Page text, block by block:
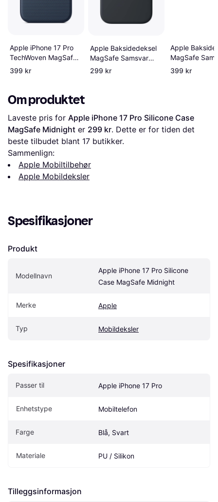
Apple iPhone 17 Pro
TechWoven MagSafe
Case Blue
399 kr
Apple Baksidedeksel
MagSafe Samsvar
iPhone 17 Pro
299 kr
Apple
MagSafe
iPhone 17 Pro
399 kr
Om produktet
Laveste pris for Apple iPhone 17 Pro Silicone Case
MagSafe Midnight er 299 kr. Dette er for tiden det
beste tilbudet blant 17 butikker.
Sammenlign:
Apple Mobiltilbehør
Apple Mobildeksler
Spesifikasjoner
Produkt
Modellnavn
Apple iPhone 17 Pro Silicone
Case MagSafe Midnight
Merke Apple
Typ Mobildeksler
Spesifikasjoner
Passer til Apple iPhone 17 Pro
Enhetstype Mobiltelefon
Farge Blå, Svart
Materiale PU / Silikon
Tilleggsinformasjon